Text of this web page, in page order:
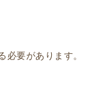
要があります。